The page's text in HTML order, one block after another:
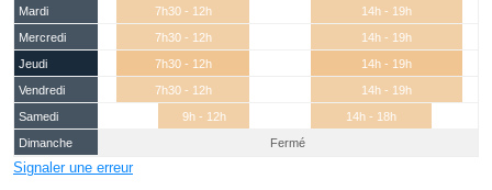
Mardi
7h30 - 12h
14h - 19h
Mercredi
7h30 - 12h
14h - 19h
Jeudi
7h30 - 12h
14h - 19h
Vendredi
7h30 - 12h
14h - 19h
Samedi
9h - 12h
14h - 18h
Dimanche
Fermé
Signaler une erreur